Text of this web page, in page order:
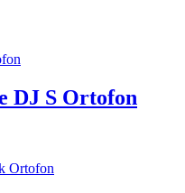
DJ S Ortofon